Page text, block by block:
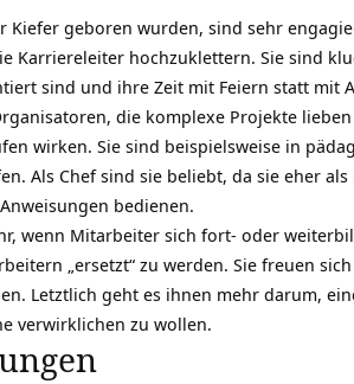
Kiefer geboren wurden, sind sehr
Karriereleiter hochzuklettern. Sie sind
sind und ihre Zeit mit Feiern statt mit
die komplexe Projekte
wirken. Sie sind beispielsweise in
Als Chef sind sie beliebt, da sie eher als
bedienen.
wenn Mitarbeiter sich fort- oder
„ersetzt“ zu werden. Sie freuen
Letztlich geht es ihnen mehr darum,
verwirklichen zu wollen.